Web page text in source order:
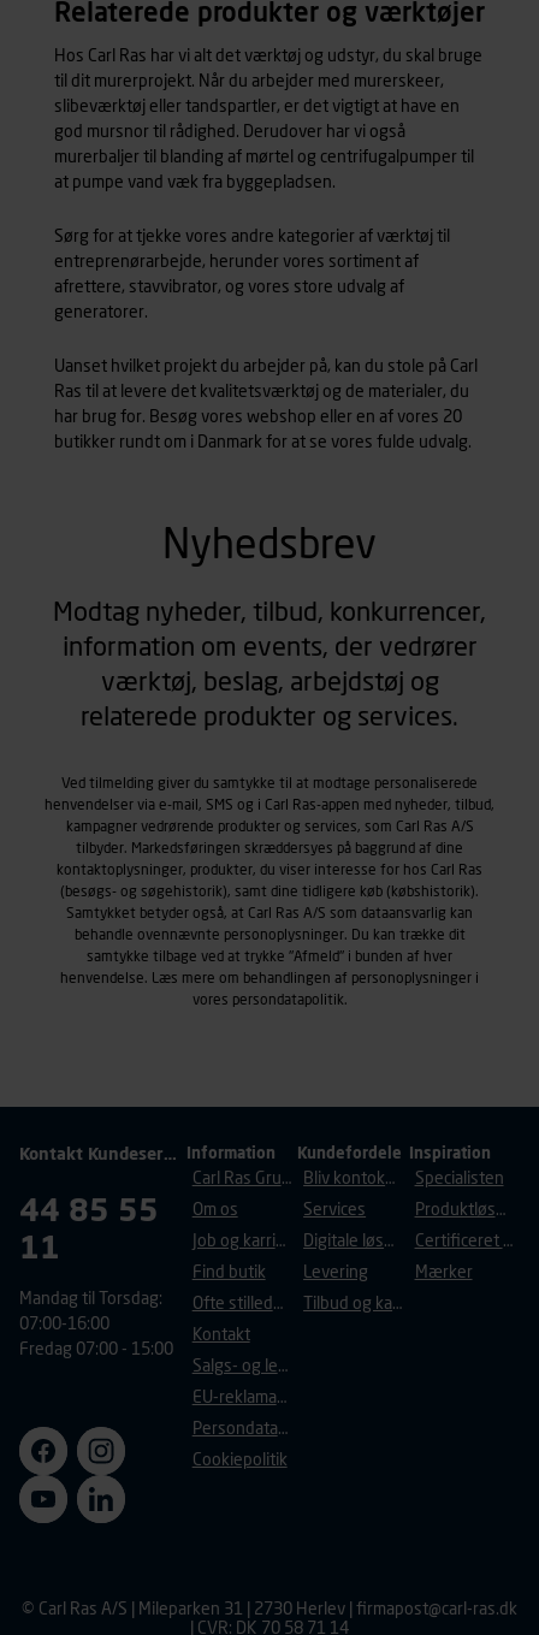
Relaterede produkter og værktøjer
Hos Carl Ras har vi alt det værktøj og udstyr, du skal bruge
til dit murerprojekt. Når du arbejder med murerskeer,
slibeværktøj eller tandspartler, er det vigtigt at have en
god mursnor til rådighed. Derudover har vi også
murerbaljer til blanding af mørtel og centrifugalpumper til
at pumpe vand væk fra byggepladsen.
Sørg for at tjekke vores andre kategorier af værktøj til
entreprenørarbejde, herunder vores sortiment af
afrettere, stavvibrator, og vores store udvalg af
generatorer.
Uanset hvilket projekt du arbejder på, kan du stole på Carl
Ras til at levere det kvalitetsværktøj og de materialer, du
har brug for. Besøg vores webshop eller en af vores 20
butikker rundt om i Danmark for at se vores fulde udvalg.
Nyhedsbrev
Modtag nyheder, tilbud, konkurrencer,
information om events, der vedrører
værktøj, beslag, arbejdstøj og
relaterede produkter og services.
Ved tilmelding giver du samtykke til at modtage personaliserede
henvendelser via e-mail, SMS og i Carl Ras-appen med nyheder, tilbud,
kampagner vedrørende produkter og services, som Carl Ras A/S
tilbyder. Markedsføringen skræddersyes på baggrund af dine
kontaktoplysninger, produkter, du viser interesse for hos Carl Ras
(besøgs- og søgehistorik), samt dine tidligere køb (købshistorik).
Samtykket betyder også, at Carl Ras A/S som dataansvarlig kan
behandle ovennævnte personoplysninger. Du kan trække dit
samtykke tilbage ved at trykke "Afmeld" i bunden af hver
henvendelse. Læs mere om behandlingen af personoplysninger i
vores persondatapolitik.
Kontakt Kundeservice
44 85 55
11
Mandag til Torsdag:
07:00-16:00
Fredag 07:00 - 15:00
Information
Carl Ras Gruppen
Om os
Job og karriere
Find butik
Ofte stillede spørgsmål
Kontakt
Salgs- og leveringsbetingelser
EU-reklamationsret
Persondatapolitik
Cookiepolitik
Kundefordele
Bliv kontokunde
Services
Digitale løsninger
Levering
Tilbud og kampagner
Inspiration
Specialisten
Produktløsninger
Certificeret byggeri
Mærker
© Carl Ras A/S | Mileparken 31 | 2730 Herlev | firmapost@carl-ras.dk
| CVR: DK 70 58 71 14